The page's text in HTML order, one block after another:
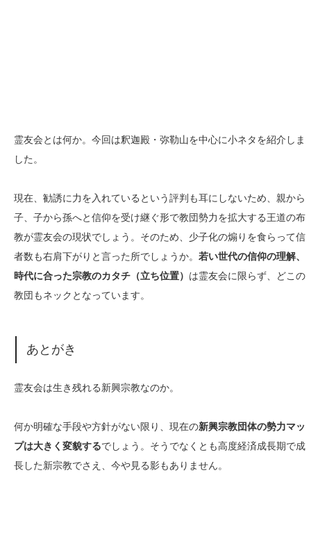
霊友会とは何か。今回は釈迦殿・弥勒山を中心に小ネタを紹介しま
した。
現在、勧誘に力を入れているという評判も耳にしないため、親から
子、子から孫へと信仰を受け継ぐ形で教団勢力を拡大する王道の布
教が霊友会の現状でしょう。そのため、少子化の煽りを食らって信
者数も右肩下がりと言った所でしょうか。 若い世代の信仰の理解、
時代に合った宗教のカタチ（立ち位置） は霊友会に限らず、どこの
教団もネックとなっています。
あとがき
霊友会は生き残れる新興宗教なのか。
何か明確な手段や方針がない限り、現在の新興宗教団体の勢力マッ
プは大きく変貌するでしょう。そうでなくとも高度経済成長期で成
長した新宗教でさえ、今や見る影もありません。